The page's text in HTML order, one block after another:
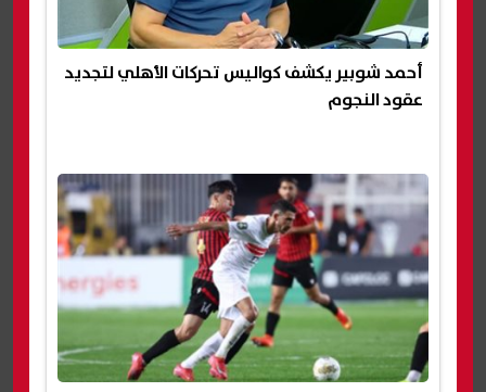
أحمد شوبير يكشف كواليس تحركات الأهلي لتجديد
عقود النجوم